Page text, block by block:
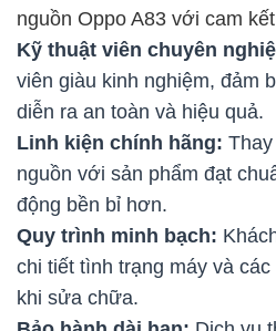
nguồn Oppo A83 với cam
Kỹ thuật viên chuyên
viên giàu kinh nghiệm, đảm
diễn ra an toàn và hiệu quả.
Linh kiện chính hãng:
nguồn với sản phẩm đạt
động bền bỉ hơn.
Quy trình minh bạch:
chi tiết tình trạng máy và
khi sửa chữa.